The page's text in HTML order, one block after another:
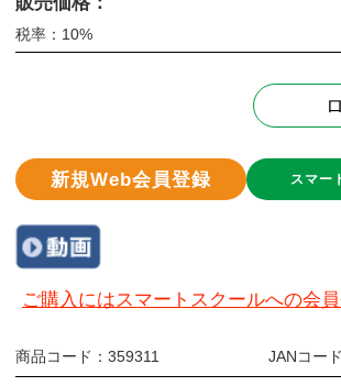
税率：10%
新規Web会員登録 スマー
ご購入にはスマートスクールへの会
商品コード： 359311 JANコード